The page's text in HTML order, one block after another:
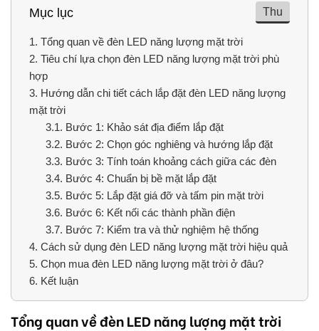
Mục lục Thu
1. Tổng quan về đèn LED năng lượng mặt trời
2. Tiêu chí lựa chọn đèn LED năng lượng mặt trời phù
hợp
3. Hướng dẫn chi tiết cách lắp đặt đèn LED năng lượng
mặt trời
3.1. Bước 1: Khảo sát địa điểm lắp đặt
3.2. Bước 2: Chọn góc nghiêng và hướng lắp đặt
3.3. Bước 3: Tính toán khoảng cách giữa các đèn
3.4. Bước 4: Chuẩn bị bề mặt lắp đặt
3.5. Bước 5: Lắp đặt giá đỡ và tấm pin mặt trời
3.6. Bước 6: Kết nối các thành phần điện
3.7. Bước 7: Kiểm tra và thử nghiệm hệ thống
4. Cách sử dụng đèn LED năng lượng mặt trời hiệu quả
5. Chọn mua đèn LED năng lượng mặt trời ở đâu?
6. Kết luận
Tổng quan về đèn LED năng lượng mặt trời